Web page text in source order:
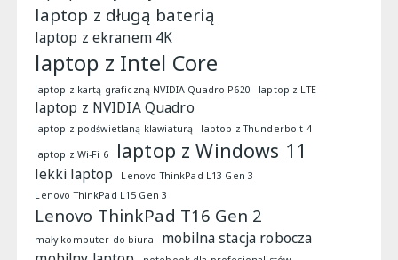
laptop z długą baterią
laptop z ekranem 4K
laptop z Intel Core
laptop z kartą graficzną NVIDIA Quadro P620 laptop z LTE
laptop z NVIDIA Quadro
laptop z podświetlaną klawiaturą laptop z Thunderbolt 4
laptop z Wi-Fi 6 laptop z Windows 11
lekki laptop
Lenovo ThinkPad L13 Gen 3
Lenovo ThinkPad L15 Gen 3
Lenovo ThinkPad T16 Gen 2
mały komputer do biura
mobilna stacja robocza